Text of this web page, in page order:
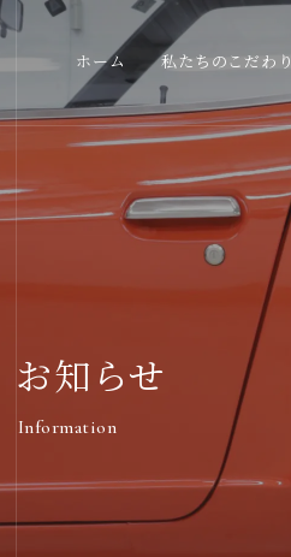
ホーム 私たちのこだわり
お知らせ
Information